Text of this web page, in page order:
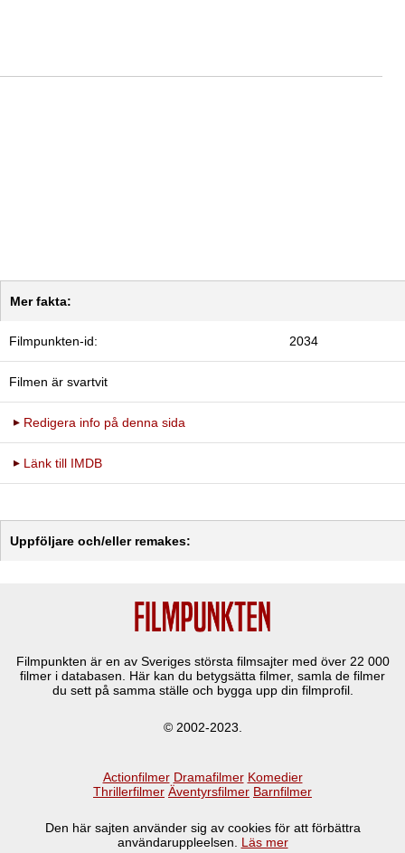
Mer fakta:
Filmpunkten-id: 2034
Filmen är svartvit
Redigera info på denna sida
Länk till IMDB
Uppföljare och/eller remakes:
Filmpunkten är en av Sveriges största filmsajter med över 22 000
filmer i databasen. Här kan du betygsätta filmer, samla de filmer
du sett på samma ställe och bygga upp din filmprofil.
© 2002-2023.
Actionfilmer Dramafilmer Komedier
Thrillerfilmer Äventyrsfilmer Barnfilmer
Den här sajten använder sig av cookies för att förbättra
användaruppleelsen. Läs mer